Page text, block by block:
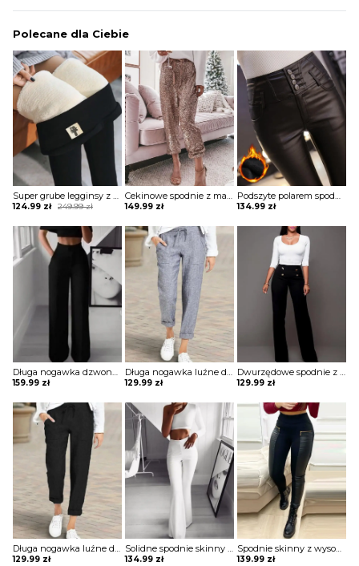
Polecane dla Ciebie
Super grube legginsy z nadrukiem kota spodnie Naldina
249.99zł
Original
was:
249.99 zł.
124.99 zł
Current
is:
124.99 zł.
Cekinowe spodnie z mankietami i cekinami szorty Emmelie
149.99 zł
Podszyte polarem spodnie ze skóry pu z guzikami Aja
134.99 zł
Długa nogawka dzwony szerokie luźne jednolite wysoki stan bez wzoru pas eleganckie casual spodnie Golda
159.99 zł
Długa nogawka luźne dresowe wiązane jednolite wygodne ściągacz casual spodnie Darcie
129.99 zł
Dwurzędowe spodnie z wysokim stanem i szerokimi nogawkami szorty Csenge
129.99 zł
Długa nogawka luźne dresowe wiązane jednolite wygodne ściągacz casual spodnie Darcie
129.99 zł
Solidne spodnie skinny z wysokim stanem szorty Katha
134.99 zł
Spodnie skinny z wysokim stanem i zamkiem błyskawicznym ze skóry pu Aubry
139.99 zł